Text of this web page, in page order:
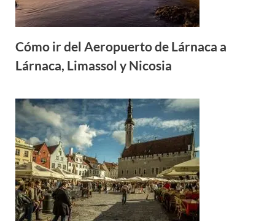
Cómo ir del Aeropuerto de Lárnaca a
Lárnaca, Limassol y Nicosia